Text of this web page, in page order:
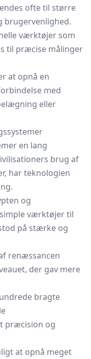
ofte til større
brugervenlighed.
værktøjer som
til præcise målinger
at opnå en
med
eller
en lang
brug af
har teknologien
og
værktøjer til
på stærke og
renæssancen
der gav mere
bragte
præcision og
at opnå meget